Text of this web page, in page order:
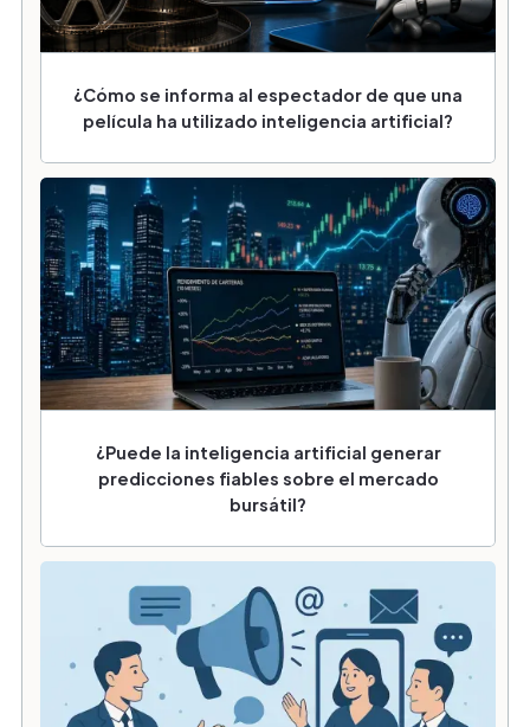
¿Cómo se informa al espectador de que una
película ha utilizado inteligencia artificial?
¿Puede la inteligencia artificial generar
predicciones fiables sobre el mercado
bursátil?